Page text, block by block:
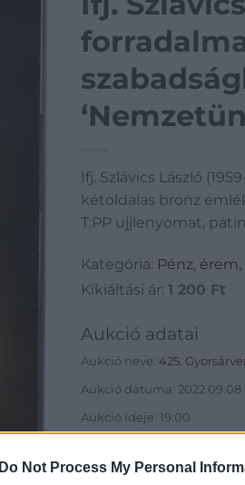
Do Not Process My Personal
patina
Ifj. Szlávics László
kétoldalas bronz
T:PP ujjlenyomat,
Kategória: Pénz,
Kikiáltási ár: 1 200 Ft
Aukció adatai
Aukció neve: 425.
Aukció dátuma: 2022.09.08
Aukció ideje: 19:00
Tételszám: 31725